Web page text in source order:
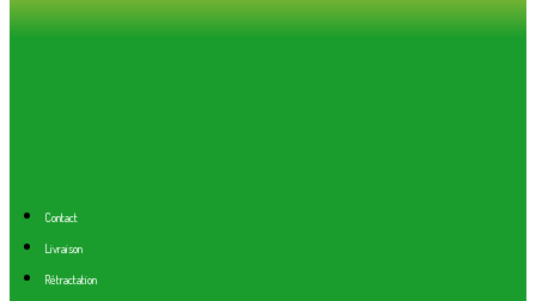
Contact
Livraison
Rétractation